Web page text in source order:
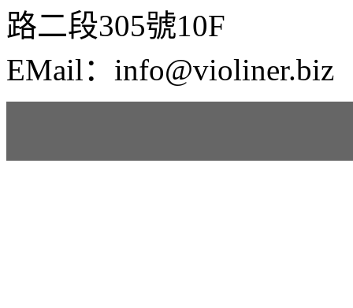
路二段305號10F
EMail：info@violiner.biz